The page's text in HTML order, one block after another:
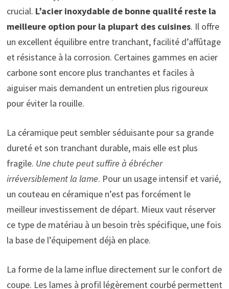
crucial. L’acier inoxydable de bonne qualité reste la
meilleure option pour la plupart des cuisines. Il offre
un excellent équilibre entre tranchant, facilité d’affûtage
et résistance à la corrosion. Certaines gammes en acier
carbone sont encore plus tranchantes et faciles à
aiguiser mais demandent un entretien plus rigoureux
pour éviter la rouille.
La céramique peut sembler séduisante pour sa grande
dureté et son tranchant durable, mais elle est plus
fragile. Une chute peut suffire à ébrécher
irréversiblement la lame. Pour un usage intensif et varié,
un couteau en céramique n’est pas forcément le
meilleur investissement de départ. Mieux vaut réserver
ce type de matériau à un besoin très spécifique, une fois
la base de l’équipement déjà en place.
La forme de la lame influe directement sur le confort de
coupe. Les lames à profil légèrement courbé permettent